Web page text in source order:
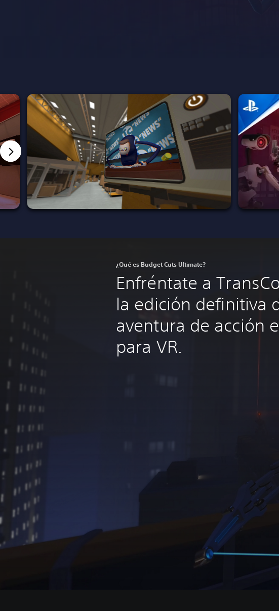
¿Qué es Budget Cuts Ultimate?
Enfréntate a
la edición definitiva
aventura de acción
para VR.